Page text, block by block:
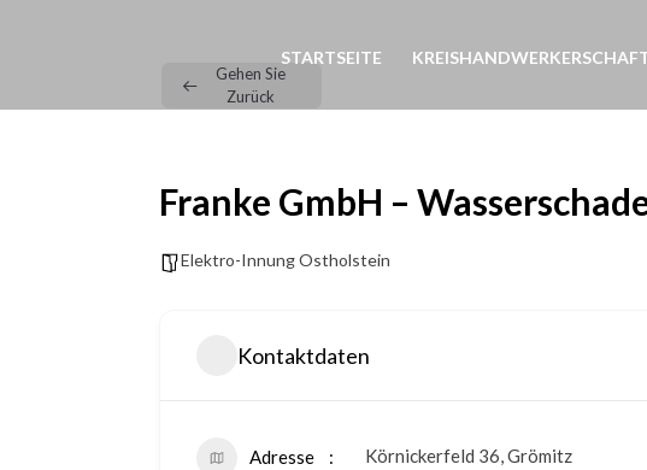
STARTSEITE
Gehen Sie
Zurück
Franke GmbH –
Elektro-Innung Ostholstein
Kontaktdaten
Adresse
Körnickerfeld 36, Grömitz